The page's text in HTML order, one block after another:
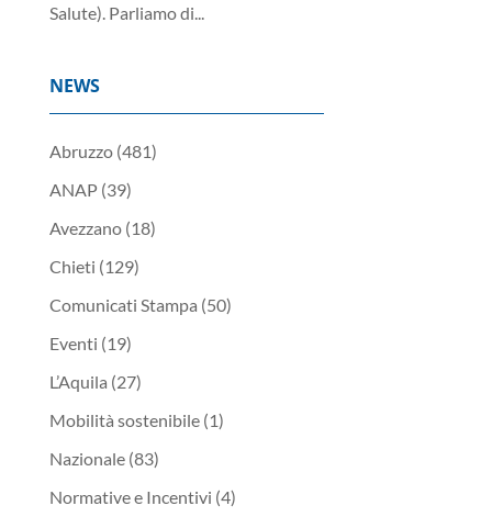
Salute). Parliamo di...
NEWS
Abruzzo(481)
ANAP(39)
Avezzano(18)
Chieti (129)
Comunicati Stampa (50)
Eventi (19)
L’Aquila (27)
Mobilità sostenibile(1)
Nazionale(83)
Normative e Incentivi (4)